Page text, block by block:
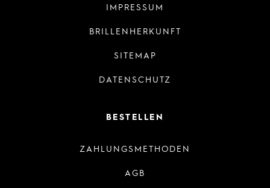
IMPRESSUM
BRILLENHERKUNFT
SITEMAP
DATENSCHUTZ
BESTELLEN
ZAHLUNGSMETHODEN
AGB